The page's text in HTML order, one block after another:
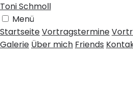
Toni Schmoll
Menü
StartseiteVortragstermine
Galerie Über mich Friends